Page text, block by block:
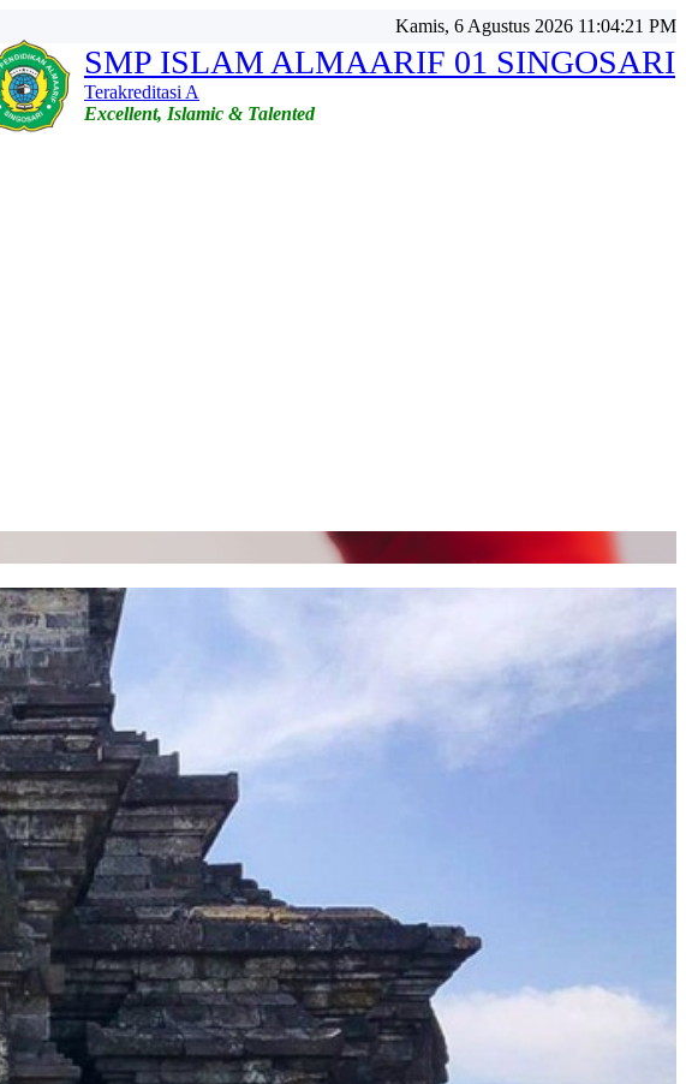
Kamis, 6 Agustus 2026 11:04:23 PM
SMP ISLAM ALMAARIF 01 SINGOSARI
Terakreditasi A
Excellent, Islamic & Talented